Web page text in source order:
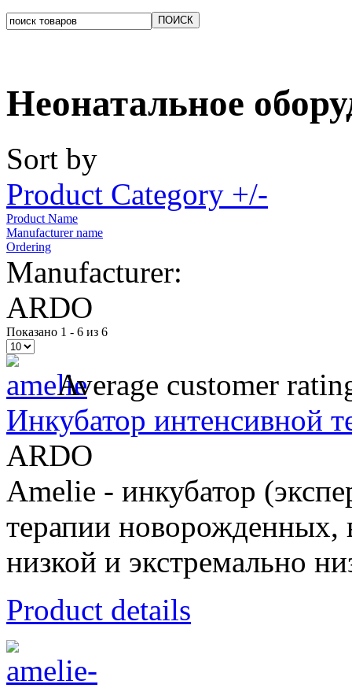
Неонатальное
Sort by
Product Category +/-
Product Name
Manufacturer name
Ordering
Manufacturer:
ARDO
Показано 1 - 6 из 6
Average customer
Инкубатор интенсивной
ARDO
Amelie - инкубатор
терапии
низкой и экстремально
Product details